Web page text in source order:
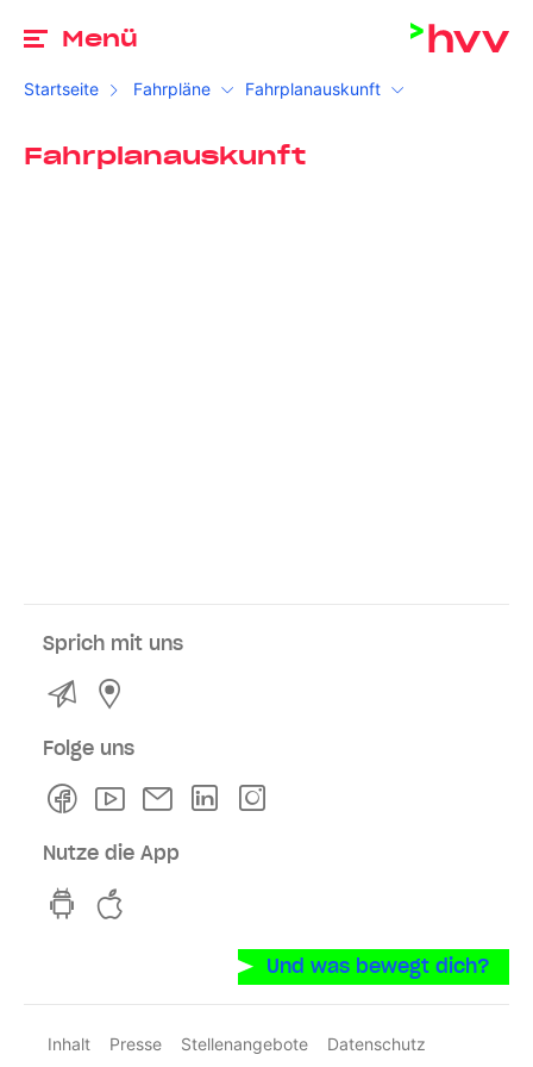
Menü
Startseite Fahrpläne Fahrplanauskunft
Fahrplanauskunft
Sprich mit uns
Kontakt
Folge uns
FacebookYoutubeNewsletterLinkedln
Nutze die App
hvv switch App auf GooglePlay
Und was bewegt dich?
Inhalt Presse Stellenangebote
Datenschutz